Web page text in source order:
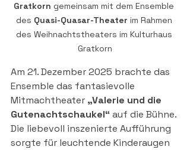
Gratkorn gemeinsam mit dem Ensemble
des Quasi-Quasar-Theater im Rahmen
des Weihnachtstheaters im Kulturhaus
Gratkorn
Am 21. Dezember 2025 brachte das
Ensemble das fantasievolle
Mitmachtheater „Valerie und die
Gutenachtschaukel“ auf die Bühne.
Die liebevoll inszenierte Aufführung
sorgte für leuchtende Kinderaugen